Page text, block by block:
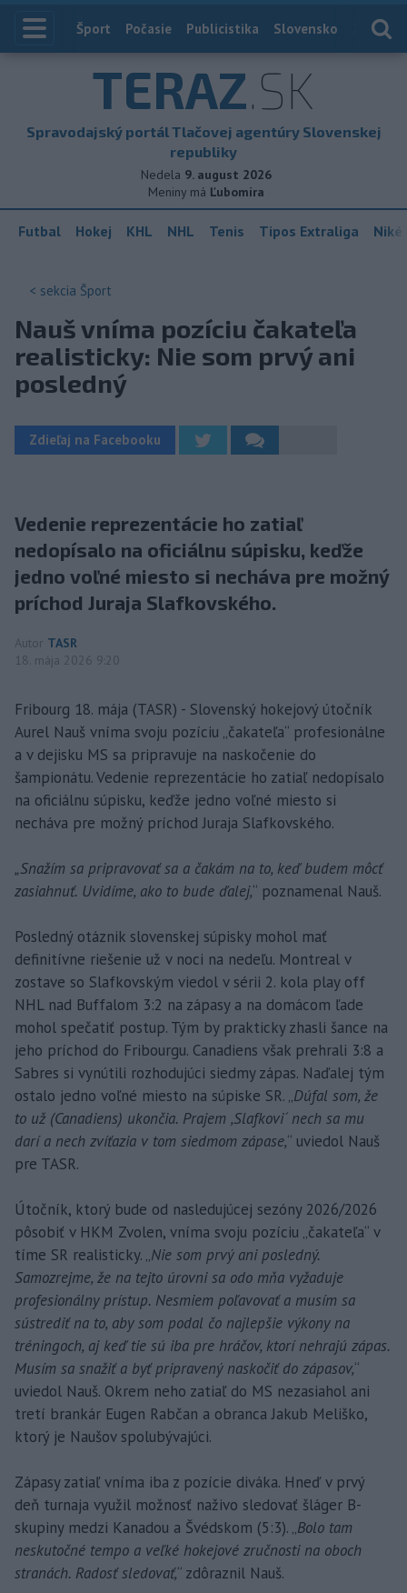
Index
Šport Počasie Publicistika Slovensko
TERAZ.SK
Spravodajský portál Tlačovej agentúry Slovenskej
republiky
Nedela 9. august 2026
Meniny má Ľubomíra
Futbal Hokej KHL NHL Tenis Tipos Extraliga
< sekcia Šport
Nauš vníma pozíciu čakateľa
realisticky: Nie som prvý ani
posledný
Zdieľaj na Facebooku
Vedenie reprezentácie ho zatiaľ
nedopísalo na oficiálnu súpisku, keďže
jedno voľné miesto si necháva pre možný
príchod Juraja Slafkovského.
Autor TASR
18. mája 2026 9:20
Fribourg 18. mája (TASR) - Slovenský hokejový útočník
Aurel Nauš vníma svoju pozíciu „čakateľa“ profesionálne
a v dejisku MS sa pripravuje na naskočenie do
šampionátu. Vedenie reprezentácie ho zatiaľ nedopísalo
na oficiálnu súpisku, keďže jedno voľné miesto si
necháva pre možný príchod Juraja Slafkovského.
„Snažím sa pripravovať sa a čakám na to, keď budem môcť
zasiahnuť. Uvidíme, ako to bude ďalej,“ poznamenal Nauš.
Posledný otáznik slovenskej súpisky mohol mať
definitívne riešenie už v noci na nedeľu. Montreal v
zostave so Slafkovským viedol v sérii 2. kola play off
NHL nad Buffalom 3:2 na zápasy a na domácom ľade
mohol spečatiť postup. Tým by prakticky zhasli šance na
jeho príchod do Fribourgu. Canadiens však prehrali 3:8 a
Sabres si vynútili rozhodujúci siedmy zápas. Naďalej tým
ostalo jedno voľné miesto na súpiske SR. „Dúfal som, že
to už (Canadiens) ukončia. Prajem ,Slafkovi´ nech sa mu
darí a nech zvíťazia v tom siedmom zápase,“ uviedol Nauš
pre TASR.
Útočník, ktorý bude od nasledujúcej sezóny 2026/2026
pôsobiť v HKM Zvolen, vníma svoju pozíciu „čakateľa“ v
tíme SR realisticky. „Nie som prvý ani posledný.
Samozrejme, že na tejto úrovni sa odo mňa vyžaduje
profesionálny prístup. Nesmiem poľavovať a musím sa
sústrediť na to, aby som podal čo najlepšie výkony na
tréningoch, aj keď tie sú iba pre hráčov, ktorí nehrajú zápas.
Musím sa snažiť a byť pripravený naskočiť do zápasov,“
uviedol Nauš. Okrem neho zatiaľ do MS nezasiahol ani
tretí brankár Eugen Rabčan a obranca Jakub Meliško,
ktorý je Naušov spolubývajúci.
Zápasy zatiaľ vníma iba z pozície diváka. Hneď v prvý
deň turnaja využil možnosť naživo sledovať šláger B-
skupiny medzi Kanadou a Švédskom (5:3). „Bolo tam
neskutočné tempo a veľké hokejové zručnosti na oboch
stranách. Radosť sledovať,“ zdôraznil Nauš.